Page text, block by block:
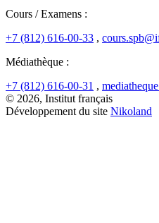
Cours / Examens :
+7 (812) 616-00-33 ,
Médiathèque :
+7 (812) 616-00-31 ,
© 2026, Institut français
Développement du site Nikoland